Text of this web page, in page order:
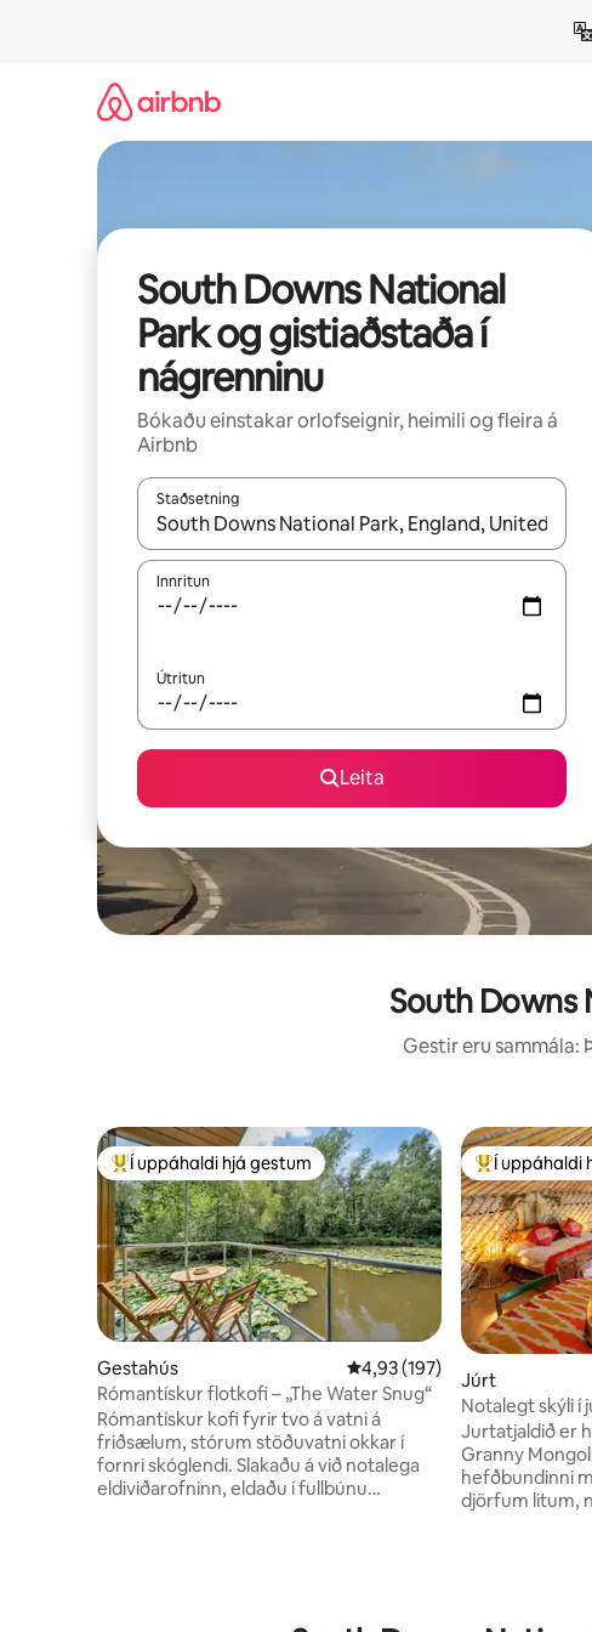
South Downs National
Park og gistiaðstaða í
nágrenninu
Bókaðu einstakar orlofseignir, heimili og fleira á
Airbnb
Staðsetning
Þegar niðurstöður liggja fyrir skaltu nota upp og niður
Innritun
Útritun
Leita
South Downs
Gestir eru sammála:
Í mestu uppáhaldi hjá gestum
Í uppáhaldi hjá gestum
Gestahús 4,93 af 5 í meðaleinkunn, 197
4,93 (197)
Rómantískur flotkofi – „The Water Snug“
Rómantískur kofi fyrir tvo á vatni á
friðsælum, stórum stöðuvatni okkar í
fornri skóglendi. Slakaðu á við notalega
eldiviðarofninn, eldaðu í fullbúnu
vatninu og á haustin eru trén lituð í
Í mestu
Í uppáhaldi
Júrt
Notalegt skýli í
þjóðgarðinum.
Jurtatjaldið er
Granny
hefðbundinni
djörfum litum,